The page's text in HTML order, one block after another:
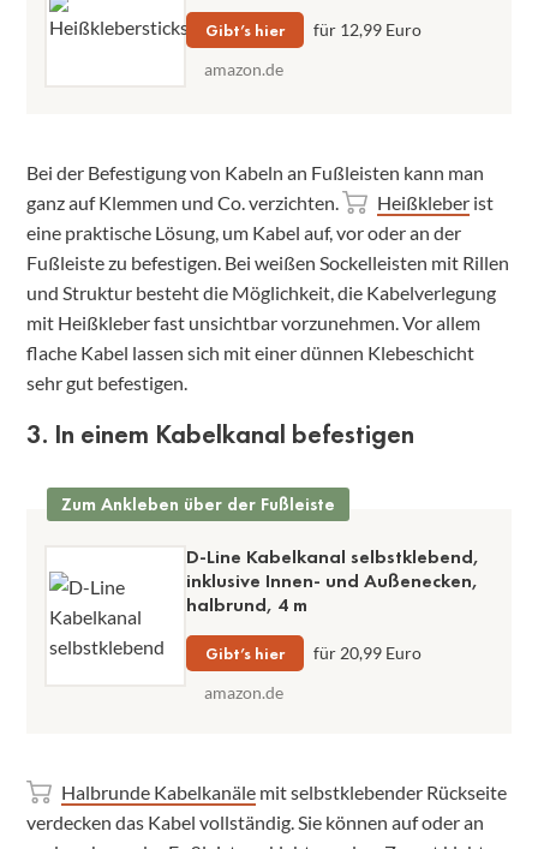
Gibt’s hier
für 12,99 Euro
amazon.de
Bei der Befestigung von Kabeln an Fußleisten kann man
ganz auf Klemmen und Co. verzichten.
Heißkleber ist
eine praktische Lösung, um Kabel auf, vor oder an der
Fußleiste zu befestigen. Bei weißen Sockelleisten mit Rillen
und Struktur besteht die Möglichkeit, die Kabelverlegung
mit Heißkleber fast unsichtbar vorzunehmen. Vor allem
flache Kabel lassen sich mit einer dünnen Klebeschicht
sehr gut befestigen.
3. In einem Kabelkanal befestigen
Zum Ankleben über der Fußleiste
D-Line Kabelkanal selbstklebend,
inklusive Innen- und Außenecken,
halbrund, 4 m
Gibt’s hier
für 20,99 Euro
amazon.de
Halbrunde Kabelkanäle mit selbstklebender Rückseite
verdecken das Kabel vollständig. Sie können auf oder an